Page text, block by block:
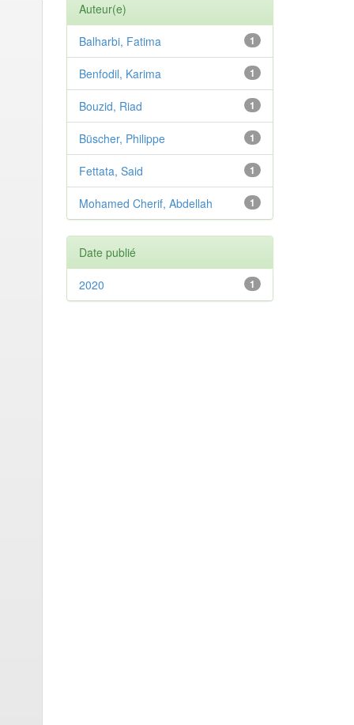
Auteur(e)
1
Balharbi, Fatima
1
Benfodil, Karima
1
Bouzid, Riad
1
Büscher, Philippe
1
Fettata, Said
1
Mohamed Cherif, Abdellah
Date publié
1
2020